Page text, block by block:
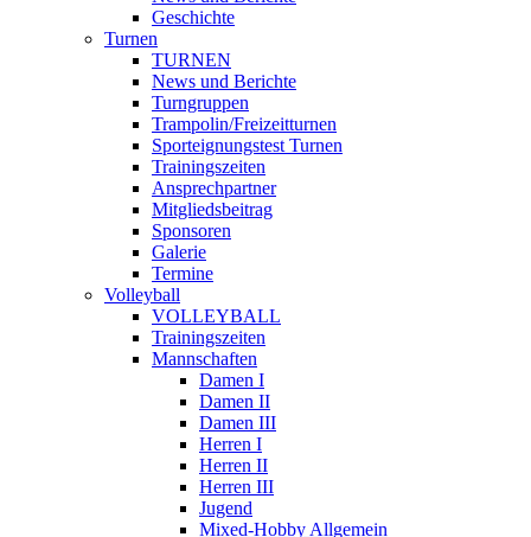
Geschichte
Turnen
TURNEN
News und Berichte
Turngruppen
Trampolin/Freizeitturnen
Sporteignungstest Turnen
Trainingszeiten
Ansprechpartner
Mitgliedsbeitrag
Sponsoren
Galerie
Termine
Volleyball
VOLLEYBALL
Trainingszeiten
Mannschaften
Damen I
Damen II
Damen III
Herren I
Herren II
Herren III
Jugend
Mixed-Hobby Allgemein